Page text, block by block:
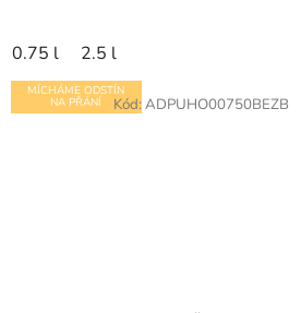
0.75 l 2.5 l
MÍCHÁME ODSTÍN
NA PŘÁNÍ Kód: ADPUHO00750BEZB